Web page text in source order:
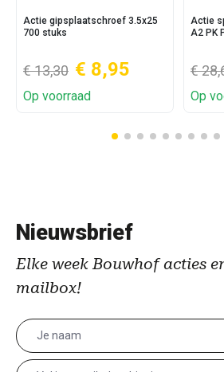
Actie gipsplaatschroef 3.5x25
700 stuks
€ 13,30 € 8,95
Op voorraad
Actie
A2 PK
€
Op
Nieuwsbrief
Elke week Bouwhof acties
mailbox!